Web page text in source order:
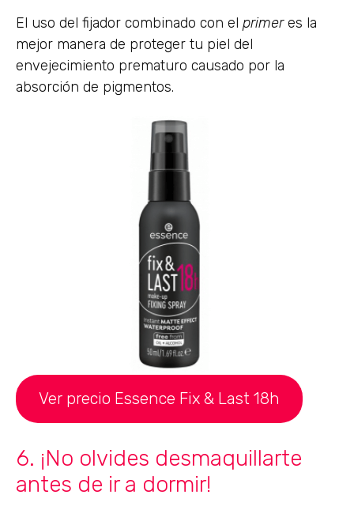
El uso del fijador combinado con el primeres la
mejor manera de proteger tu piel del
envejecimiento prematuro causado por la
absorción de pigmentos.
Ver precio Essence Fix & Last 18h
6. ¡No olvides desmaquillarte
antes de ir a dormir!